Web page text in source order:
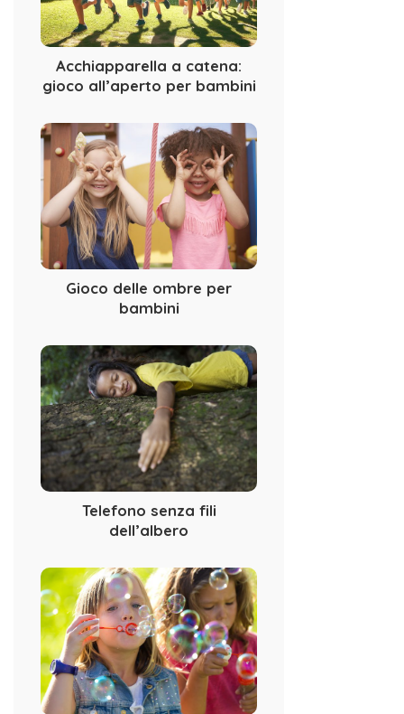
Acchiapparella a catena:
gioco all’aperto per bambini
Gioco delle ombre per
bambini
Telefono senza fili
dell’albero